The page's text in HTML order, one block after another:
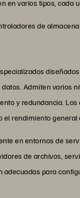
en varios tipos, cada
de
Admiten varios
y redundancia.
rendimiento general
en entornos de
de archivos,
para